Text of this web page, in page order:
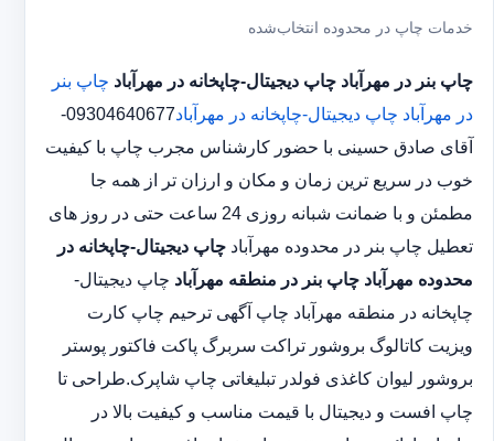
خدمات چاپ در محدوده انتخاب‌شده
چاپ بنر در مهرآباد چاپ دیجیتال-چاپخانه در مهرآباد چاپ بنر
در مهرآباد چاپ دیجیتال-چاپخانه در مهرآباد
09304640677-
آقای صادق حسینی با حضور کارشناس مجرب چاپ با کیفیت
خوب در سریع ترین زمان و مکان و ارزان تر از همه جا
مطمئن و با ضمانت شبانه روزی 24 ساعت حتی در روز های
تعطیل چاپ بنر در محدوده مهرآباد چاپ دیجیتال-چاپخانه در
محدوده مهرآباد چاپ بنر در منطقه مهرآباد چاپ دیجیتال-
چاپخانه در منطقه مهرآباد چاپ آگهی ترحیم چاپ کارت
ویزیت کاتالوگ بروشور تراکت سربرگ پاکت فاکتور پوستر
بروشور لیوان کاغذی فولدر تبلیغاتی چاپ شاپرک.طراحی تا
چاپ افست و دیجیتال با قیمت مناسب و کیفیت بالا در